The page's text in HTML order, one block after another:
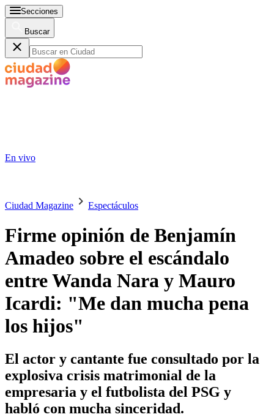
Secciones
Buscar
En vivo
Ciudad Magazine Espectáculos
Firme opinión de Benjamín
Amadeo sobre el escándalo
entre Wanda Nara y Mauro
Icardi: "Me dan mucha pena
los hijos"
El actor y cantante fue consultado por la
explosiva crisis matrimonial de la
empresaria y el futbolista del PSG y
habló con mucha sinceridad.